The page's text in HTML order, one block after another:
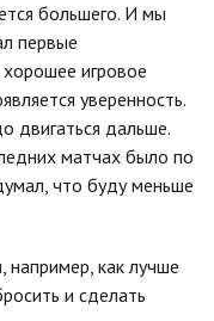
большего. И мы
первые
игровое
уверенность.
двигаться дальше.
матчах было по
что буду меньше
как лучше
и сделать